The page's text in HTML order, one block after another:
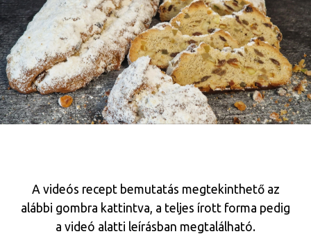
A videós recept bemutatás megtekinthető az
alábbi gombra kattintva, a teljes írott forma pedig
a videó alatti leírásban megtalálható.